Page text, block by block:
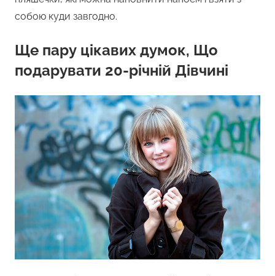
собою куди завгодно.
Ще пару цікавих думок, Що
подарувати 20-річній Дівчині